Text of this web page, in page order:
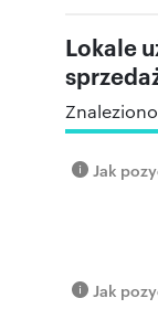
Lokale
Znaleziono
Jak
Jak